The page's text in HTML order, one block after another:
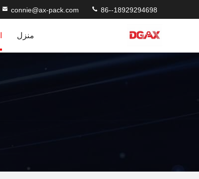
connie@ax-pack.com 86--18929294698
منزل